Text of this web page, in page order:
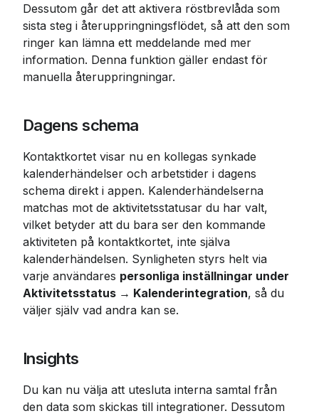
Dessutom går det att aktivera röstbrevlåda som
sista steg i återuppringningsflödet, så att den som
ringer kan lämna ett meddelande med mer
information. Denna funktion gäller endast för
manuella återuppringningar.
Dagens schema
Kontaktkortet visar nu en kollegas synkade
kalenderhändelser och arbetstider i dagens
schema direkt i appen. Kalenderhändelserna
matchas mot de aktivitetsstatusar du har valt,
vilket betyder att du bara ser den kommande
aktiviteten på kontaktkortet, inte själva
kalenderhändelsen. Synligheten styrs helt via
varje användares personliga inställningar under
Aktivitetsstatus → Kalenderintegration, så du
väljer själv vad andra kan se.
Insights
Du kan nu välja att utesluta interna samtal från
den data som skickas till integrationer. Dessutom